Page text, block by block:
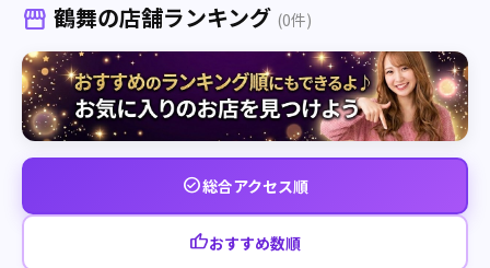
storefront 鶴舞の店舗ランキング (0件)
check_circle総合アクセス順
thumb_upおすすめ数順